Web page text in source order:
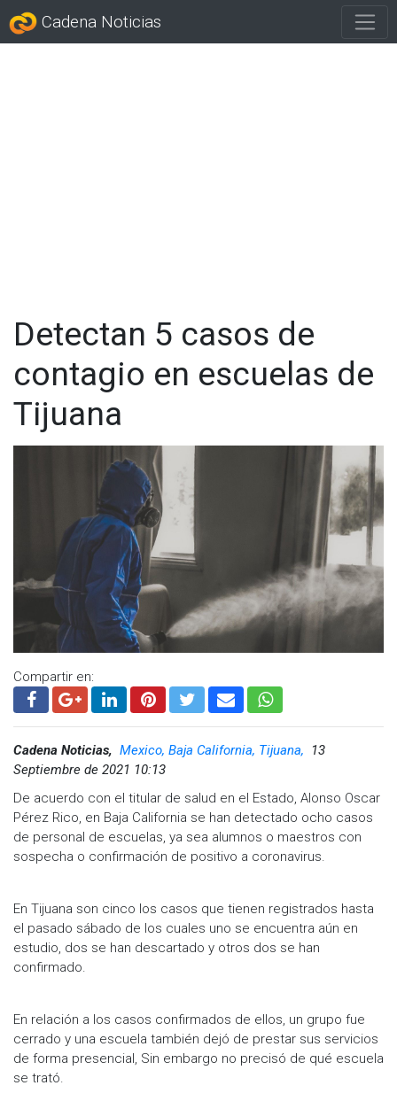
Cadena Noticias
Detectan 5 casos de
contagio en escuelas de
Tijuana
Compartir en:
Cadena Noticias, Mexico, Baja California, Tijuana,
13
Septiembre de 2021 10:13
De acuerdo con el titular de salud en el Estado, Alonso Oscar
Pérez Rico, en Baja California se han detectado ocho casos
de personal de escuelas, ya sea alumnos o maestros con
sospecha o confirmación de positivo a coronavirus.
En Tijuana son cinco los casos que tienen registrados hasta
el pasado sábado de los cuales uno se encuentra aún en
estudio, dos se han descartado y otros dos se han
confirmado.
En relación a los casos confirmados de ellos, un grupo fue
cerrado y una escuela también dejó de prestar sus servicios
de forma presencial, Sin embargo no precisó de qué escuela
se trató.